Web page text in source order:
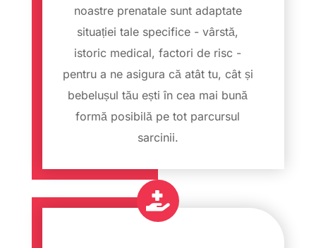
noastre prenatale sunt adaptate
situației tale specifice - vârstă,
istoric medical, factori de risc -
pentru a ne asigura că atât tu, cât și
bebelușul tău ești în cea mai bună
formă posibilă pe tot parcursul
sarcinii.
